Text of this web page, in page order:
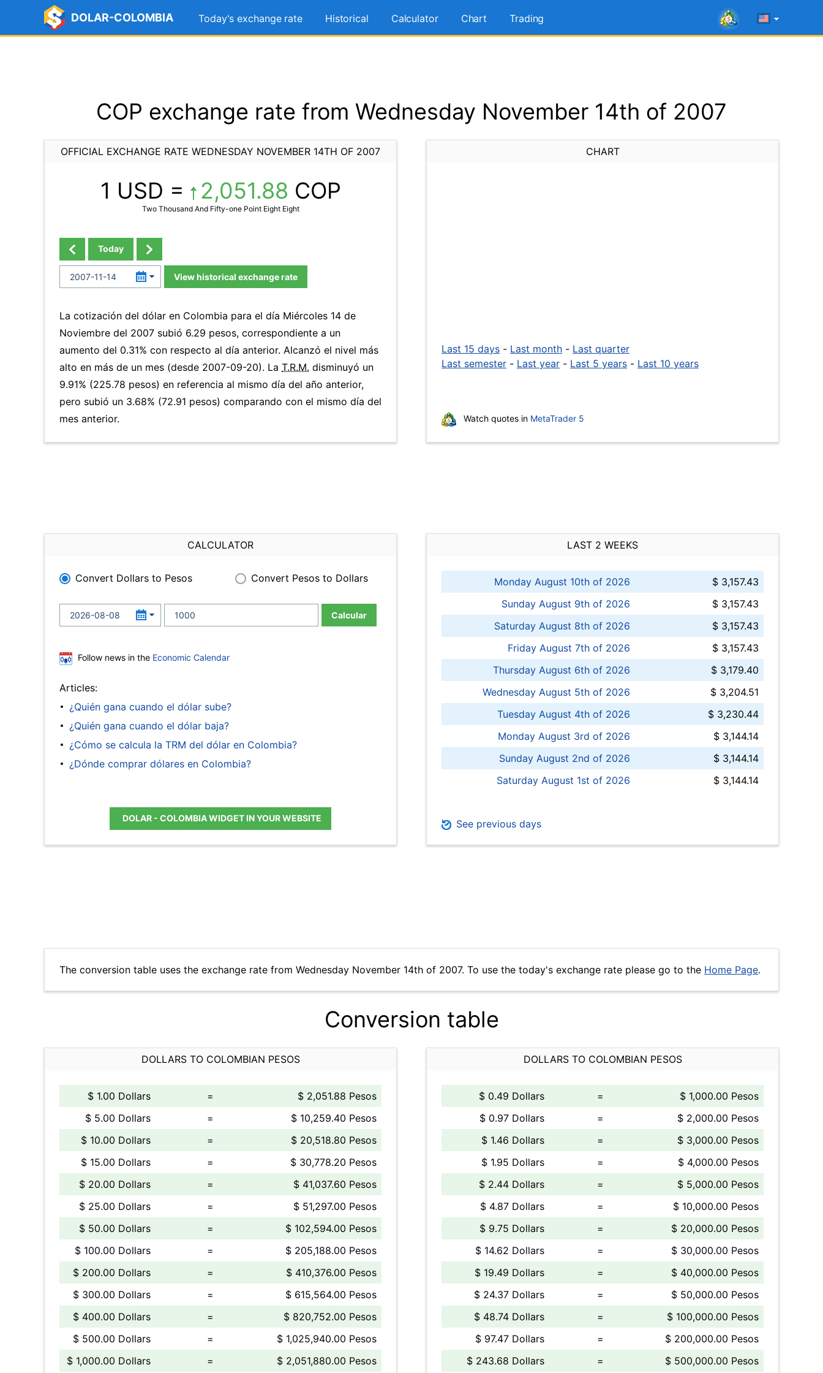
DOLAR-COLOMBIA Today's exchange rate Historical Calculator Chart Trading
COP exchange rate from Wednesday November 14th of 2007
OFFICIAL EXCHANGE RATE WEDNESDAY NOVEMBER 14TH OF 2007
1 USD = 2,051.88 COP
Two Thousand And Fifty-one Point Eight Eight
Today
View historical exchange rate
La cotización del dólar en Colombia para el día Miércoles 14 de
Noviembre del 2007 subió 6.29 pesos, correspondiente a un
aumento del 0.31% con respecto al día anterior. Alcanzó el nivel más
alto en más de un mes (desde 2007-09-20). La T.R.M. disminuyó un
9.91% (225.78 pesos) en referencia al mismo día del año anterior,
pero subió un 3.68% (72.91 pesos) comparando con el mismo día del
mes anterior.
CHART
Last 15 days - Last month - Last quarter
Last semester - Last year - Last 5 years - Last 10 years
Watch quotes in MetaTrader 5
CALCULATOR
Convert Dollars to Pesos Convert Pesos to Dollars
Calcular
Follow news in the Economic Calendar
Articles:
¿Quién gana cuando el dólar sube?
¿Quién gana cuando el dólar baja?
¿Cómo se calcula la TRM del dólar en Colombia?
¿Dónde comprar dólares en Colombia?
DOLAR - COLOMBIA WIDGET IN YOUR WEBSITE
LAST 2 WEEKS
Monday August 10th of 2026
$ 3,157.43
Sunday August 9th of 2026
$ 3,157.43
Saturday August 8th of 2026
$ 3,157.43
Friday August 7th of 2026
$ 3,157.43
Thursday August 6th of 2026
$ 3,179.40
Wednesday August 5th of 2026
$ 3,204.51
Tuesday August 4th of 2026
$ 3,230.44
Monday August 3rd of 2026
$ 3,144.14
Sunday August 2nd of 2026
$ 3,144.14
Saturday August 1st of 2026
$ 3,144.14
See previous days
The conversion table uses the exchange rate from Wednesday November 14th of 2007. To use the today's exchange rate please go to the Home Page.
Conversion table
DOLLARS TO COLOMBIAN PESOS
$ 1.00 Dollars =
$ 2,051.88 Pesos
$ 5.00 Dollars
=
$ 10,259.40 Pesos
$ 10.00 Dollars
=
$ 20,518.80 Pesos
$ 15.00 Dollars
=
$ 30,778.20 Pesos
$ 20.00 Dollars
=
$ 41,037.60 Pesos
$ 25.00 Dollars
=
$ 51,297.00 Pesos
$ 50.00 Dollars
=
$ 102,594.00 Pesos
$ 100.00 Dollars
=
$ 205,188.00 Pesos
$ 200.00 Dollars
=
$ 410,376.00 Pesos
$ 300.00 Dollars
=
$ 615,564.00 Pesos
$ 400.00 Dollars
=
$ 820,752.00 Pesos
$ 500.00 Dollars
=
$ 1,025,940.00 Pesos
$ 1,000.00 Dollars
= $ 2,051,880.00 Pesos
DOLLARS TO COLOMBIAN PESOS
$ 0.49 Dollars =
$ 1,000.00 Pesos
$ 0.97 Dollars
=
$ 2,000.00 Pesos
$ 1.46 Dollars
=
$ 3,000.00 Pesos
$ 1.95 Dollars
=
$ 4,000.00 Pesos
$ 2.44 Dollars
=
$ 5,000.00 Pesos
$ 4.87 Dollars
=
$ 10,000.00 Pesos
$ 9.75 Dollars
=
$ 20,000.00 Pesos
$ 14.62 Dollars
=
$ 30,000.00 Pesos
$ 19.49 Dollars
=
$ 40,000.00 Pesos
$ 24.37 Dollars
=
$ 50,000.00 Pesos
$ 48.74 Dollars
=
$ 100,000.00 Pesos
$ 97.47 Dollars
=
$ 200,000.00 Pesos
$ 243.68 Dollars
= $ 500,000.00 Pesos